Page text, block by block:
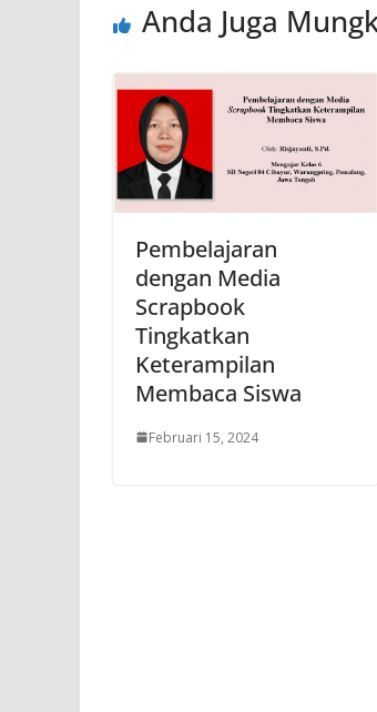
Anda Juga
Pembelajaran
dengan Media
Scrapbook
Tingkatkan
Keterampilan
Membaca Siswa
Februari 15, 2024